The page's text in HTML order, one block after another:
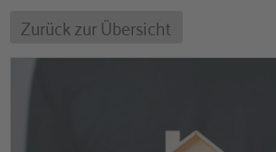
Zurück zur Übersicht